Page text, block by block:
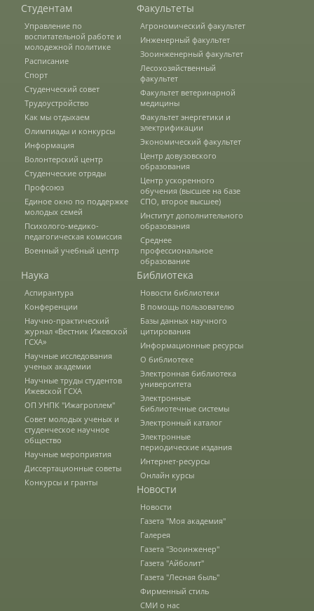
Предотвращение кризисных ситуаций
Ответственность за разжигание
межнациональной розни
Конкурсы и вакансии
Контакты
Обратная связь
Банковские реквизиты
Наши услуги
Международная деятельность
Организации-партнеры
Договоры о сотрудничестве
Зарубежные стажировки
Иностранным студентам
Студентам
Управление по
воспитательной работе и
молодежной политике
Расписание
Спорт
Студенческий совет
Трудоустройство
Как мы отдыхаем
Олимпиады и конкурсы
Информация
Волонтерский центр
Студенческие отряды
Профсоюз
Единое окно по поддержке
молодых семей
Психолого-медико-
педагогическая комиссия
Военный учебный центр
Факультеты
Агрономический факультет
Инженерный факультет
Зооинженерный факультет
Лесохозяйственный
факультет
Факультет ветеринарной
медицины
Факультет энергетики и
электрификации
Экономический факультет
Центр довузовского
образования
Центр ускоренного
обучения (высшее на базе
СПО, второе высшее)
Институт дополнительного
образования
Среднее
профессиональное
образование
Наука
Аспирантура
Конференции
Научно-практический
журнал «Вестник Ижевской
ГСХА»
Научные исследования
ученых академии
Научные труды студентов
Ижевской ГСХА
ОП УНПК "Ижагроплем"
Совет молодых ученых и
студенческое научное
общество
Научные мероприятия
Диссертационные советы
Конкурсы и гранты
Библиотека
Новости библиотеки
В помощь пользователю
Базы данных научного
цитирования
Информационные ресурсы
О библиотеке
Электронная библиотека
университета
Электронные
библиотечные системы
Электронный каталог
Электронные
периодические издания
Интернет-ресурсы
Онлайн курсы
Новости
Новости
Газета "Моя академия"
Галерея
Газета "Зооинженер"
Газета "Айболит"
Газета "Лесная быль"
Фирменный стиль
СМИ о нас